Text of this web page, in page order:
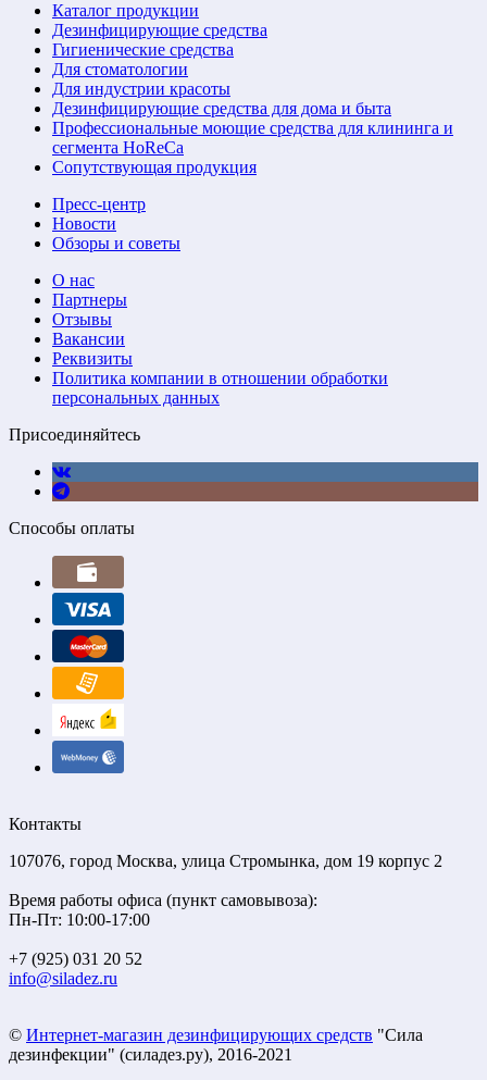
Каталог продукции
Дезинфицирующие средства
Гигиенические средства
Для стоматологии
Для индустрии красоты
Дезинфицирующие средства для дома и быта
Профессиональные моющие средства для клининга и
сегмента HoReCa
Сопутствующая продукция
Пресс-центр
Новости
Обзоры и советы
О нас
Партнеры
Отзывы
Вакансии
Реквизиты
Политика компании в отношении обработки
персональных данных
Присоединяйтесь
Способы оплаты
Контакты
107076, город Москва, улица Стромынка, дом 19 корпус 2
Время работы офиса (пункт самовывоза):
Пн-Пт: 10:00-17:00
+7 (925) 031 20 52
info@siladez.ru
© Интернет-магазин дезинфицирующих средств "Сила
дезинфекции" (силадез.ру), 2016-2021